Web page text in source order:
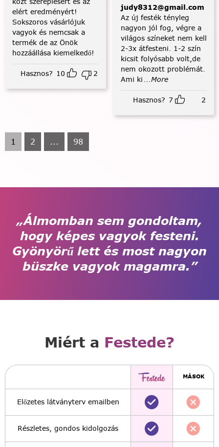
elért eredményért!
Sokszoros vásárlójuk
vagyok és nemcsak a
termék de az Önök
hozzáállása kiemelkedő!
Hasznos? 10 2
judy8312@gmail.com
Az új festék tényleg
nagyon jól fog, végre a
világos színeket nem kell
2-3x átfesteni. 1-2 szín
kicsit folyósabb volt,de
nem okozott problémát.
Ami ki ...More
Hasznos? 7 2
1 2 ... 98
„Álmomban sem gondoltam,
hogy képes vagyok festeni.
Gyönyörű lett és most nagyon
büszke vagyok magamra.”
Miért a Festede?
MÁSOK
Előzetes látványterv emailben
Részletes, gondos kidolgozás